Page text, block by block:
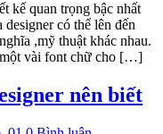
kế quan trọng bậc nhất
có thể lên đến
,mỹ thuật khác nhau.
vài font chữ cho […]
nên biết